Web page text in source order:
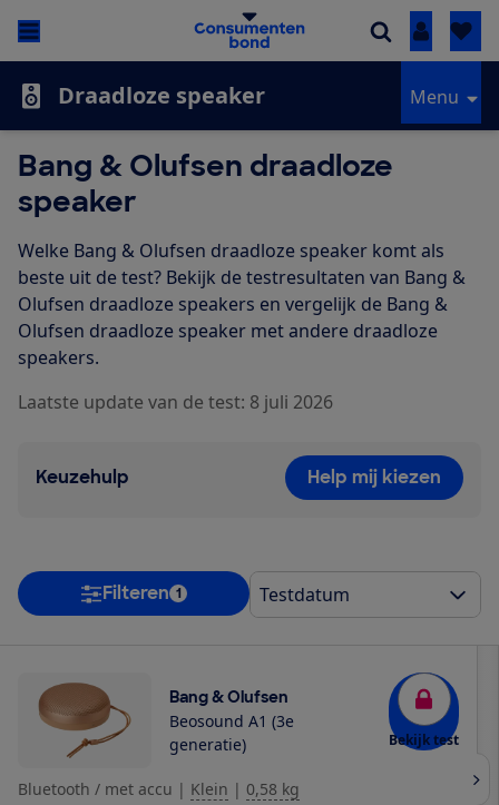
Inloggen
Draadloze speaker Menu
Bang & Olufsen draadloze
speaker
Welke Bang & Olufsen draadloze speaker komt als
beste uit de test? Bekijk de testresultaten van Bang &
Olufsen draadloze speakers en vergelijk de Bang &
Olufsen draadloze speaker met andere draadloze
speakers.
Laatste update van de test: 8 juli 2026
Keuzehulp Help mij kiezen
Filteren 1
Bang & Olufsen
Beosound A1 (3e
generatie)
Bekijk test
Bluetooth / met accu | Klein | 0,58 kg